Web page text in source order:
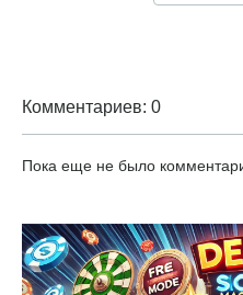
Комментариев: 0
Пока еще не было